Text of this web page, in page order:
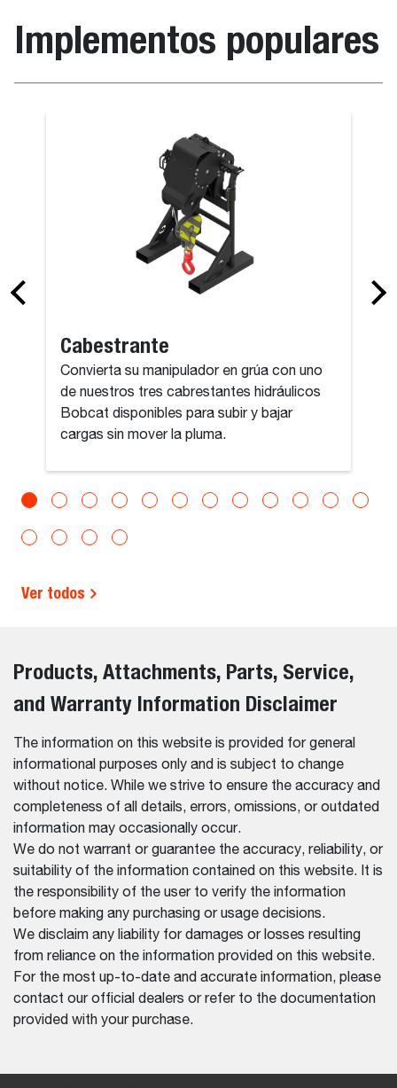
Implementos populares
Cabestrante
Convierta su manipulador en grúa con uno
de nuestros tres cabrestantes hidráulicos
Bobcat disponibles para subir y bajar
cargas sin mover la pluma.
Ver todos
Products, Attachments, Parts, Service,
and Warranty Information Disclaimer
The information on this website is provided for general
informational purposes only and is subject to change
without notice. While we strive to ensure the accuracy and
completeness of all details, errors, omissions, or outdated
information may occasionally occur.
We do not warrant or guarantee the accuracy, reliability, or
suitability of the information contained on this website. It is
the responsibility of the user to verify the information
before making any purchasing or usage decisions.
We disclaim any liability for damages or losses resulting
from reliance on the information provided on this website.
For the most up-to-date and accurate information, please
contact our official dealers or refer to the documentation
provided with your purchase.